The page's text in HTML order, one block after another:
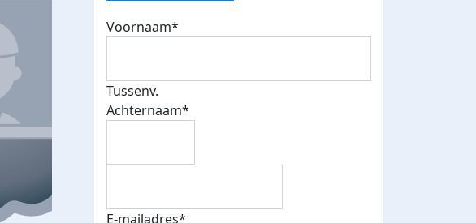
Voornaam*
Tussenv.
Achternaam*
E-mailadres*